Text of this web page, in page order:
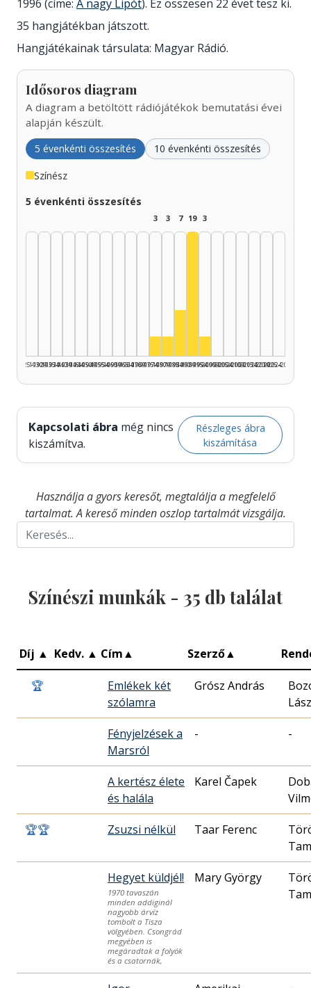
1996 (címe: A nagy Lipót). Ez összesen 22 évet tesz ki.
35 hangjátékban játszott.
Hangjátékainak társulata: Magyar Rádió.
Idősoros diagram
A diagram a betöltött rádiójátékok bemutatási évei
alapján készült.
5 évenkénti összesítés 10 évenkénti összesítés
Színész
5 évenkénti összesítés
1925–1929
1930–1934
1935–1939
1940–1944
1945–1949
1950–1954
1955–1959
1960–1964
1965–1969
1970–1974
3
Színész, 1975–1979: 3
1975–1979
3
Színész, 1980–1984: 3
1980–1984
7
Színész, 1985–1989: 7
1985–1989
19
1990–1994
3
Színész, 1995–1999:
1995–1999
2000–2004
2005–2009
2010–2014
2015–2019
2020–2024
2025–2026
Kapcsolati ábra még nincs
kiszámítva.
Részleges ábra
kiszámítása
Használja a gyors keresőt, megtalálja a megfelelő
tartalmat. A kereső minden oszlop tartalmát vizsgálja.
Színészi munkák - 35 db találat
Díj ▲ Kedv. ▲ Cím▲ Szerző▲
🏆
Emlékek két
szólamra
Grósz András
Fényjelzések a
Marsról
- -
A kertész élete
és halála
Karel Čapek
🏆🏆 Zsuzsi nélkül Taar Ferenc
Hegyet küldjél!
1970 tavaszán
minden addiginál
nagyobb árvíz
tombolt a Tisza
völgyében. Csongrád
megyében is
megáradtak a folyók
és a csatornák,
Mary György